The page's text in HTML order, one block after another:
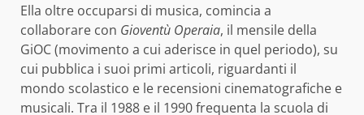
Ella oltre occuparsi di musica, comincia a
collaborare con Gioventù Operaia, il mensile della
GiOC (movimento a cui aderisce in quel periodo), su
cui pubblica i suoi primi articoli, riguardanti il
mondo scolastico e le recensioni cinematografiche e
musicali. Tra il 1988 e il 1990 frequenta la scuola di